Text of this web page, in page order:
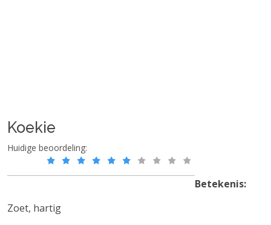
Koekie
Huidige beoordeling:
Betekenis:
Zoet, hartig